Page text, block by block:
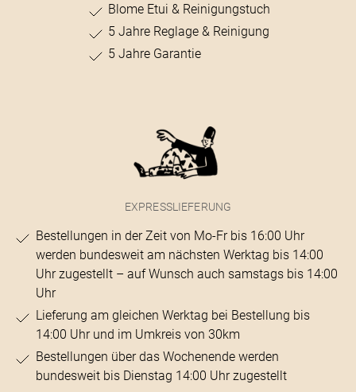
Blome Etui & Reinigungstuch
5 Jahre Reglage & Reinigung
5 Jahre Garantie
EXPRESSLIEFERUNG
Bestellungen in der Zeit von Mo-Fr bis 16:00 Uhr
werden bundesweit am nächsten Werktag bis 14:00
Uhr zugestellt – auf Wunsch auch samstags bis 14:00
Uhr
Lieferung am gleichen Werktag bei Bestellung bis
14:00 Uhr und im Umkreis von 30km
Bestellungen über das Wochenende werden
bundesweit bis Dienstag 14:00 Uhr zugestellt